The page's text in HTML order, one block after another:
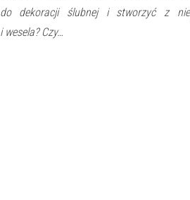
do dekoracji ślubnej i stworzyć z
i wesela? Czy…